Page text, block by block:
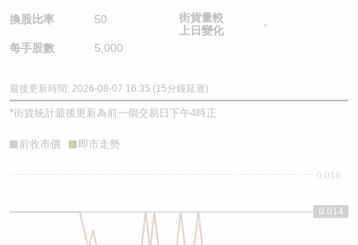
換股比率 50
每手股數 5,000
街貨量較
上日變化
-
最後更新時間: 2026-08-07 16:35 (15分鐘延遲)
*街貨統計最後更新為前一個交易日下午4時正
前收市價 即市走勢
0.014
0.016
0.014